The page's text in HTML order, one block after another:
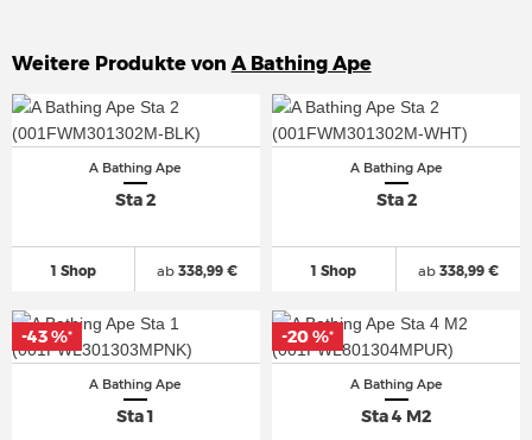
Weitere Produkte von A Bathing Ape
A Bathing Ape
Sta 2
1 Shop ab 338,99 €
A Bathing Ape
Sta 2
1 Shop ab338,99 €
A Bathing Ape
Sta 1
-43 %*
-43 %*
A Bathing Ape
Sta 4 M2
-20 %*
-20 %*